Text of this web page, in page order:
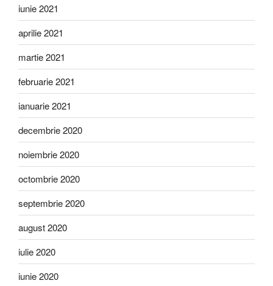
iunie 2021
aprilie 2021
martie 2021
februarie 2021
ianuarie 2021
decembrie 2020
noiembrie 2020
octombrie 2020
septembrie 2020
august 2020
iulie 2020
iunie 2020